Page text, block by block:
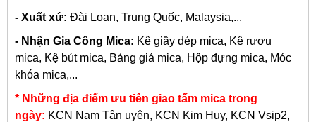
- Xuất xứ: Đài Loan, Trung Quốc, Malaysia,...
- Nhận Gia Công Mica: Kệ giầy dép mica, Kệ rượu
mica, Kệ bút mica, Bảng giá mica, Hộp đựng mica, Móc
khóa mica,...
* Những địa điểm ưu tiên giao tấm mica trong
ngày: KCN Nam Tân uyên, KCN Kim Huy, KCN Vsip2,